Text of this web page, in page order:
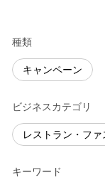
種類
キャンペーン
ビジネスカテゴリ
レストラン・フ
キーワード